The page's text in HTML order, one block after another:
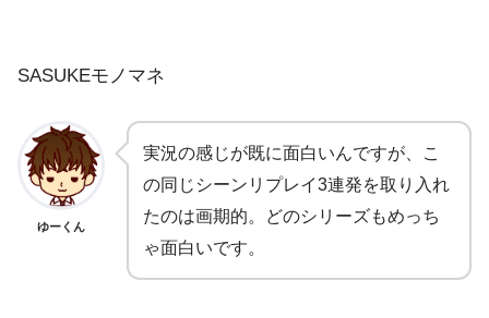
SASUKEモノマネ
ゆーくん
実況の感じが既に面白いんですが、こ
の同じシーンリプレイ3連発を取り入れ
たのは画期的。どのシリーズもめっち
ゃ面白いです。